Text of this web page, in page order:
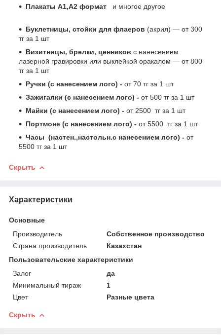
Плакаты А1,А2 формат и многое другое
Буклетницы, стойки для флаеров (акрил) ― от 300
тг за 1 шт
Визитницы, брелки, ценников с нанесением
лазерной гравировки или выклейкой оракалом ― от 800
тг за 1 шт
Ручки (с нанесением лого) - от 70 тг за 1 шт
Зажигалки (с нанесением лого) - от 500 тг за 1 шт
Майки (с нанесением лого) - от 2500 тг за 1 шт
Портмоне (с нанесением лого) - от 5500 тг за 1 шт
Часы (настен.,настольн.с нанесением лого) - от
5500 тг за 1 шт
Скрыть
Характеристики
Основные
Производитель
Собственное производство
Страна производитель
Казахстан
Пользовательские характеристики
Залог
да
Минимальный тираж
1
Цвет
Разные цвета
Скрыть